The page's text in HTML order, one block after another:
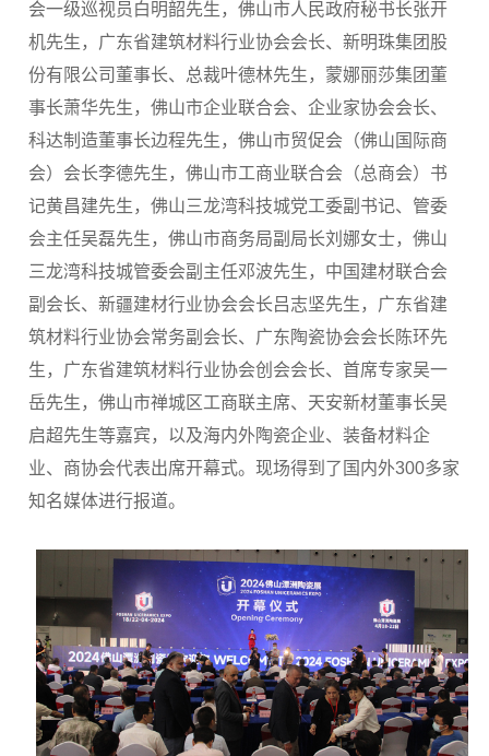
会一级巡视员白明韶先生，佛山市人民政府秘书长张开
机先生，广东省建筑材料行业协会会长、新明珠集团股
份有限公司董事长、总裁叶德林先生，蒙娜丽莎集团董
事长萧华先生，佛山市企业联合会、企业家协会会长、
科达制造董事长边程先生，佛山市贸促会（佛山国际商
会）会长李德先生，佛山市工商业联合会（总商会）书
记黄昌建先生，佛山三龙湾科技城党工委副书记、管委
会主任吴磊先生，佛山市商务局副局长刘娜女士，佛山
三龙湾科技城管委会副主任邓波先生，中国建材联合会
副会长、新疆建材行业协会会长吕志坚先生，广东省建
筑材料行业协会常务副会长、广东陶瓷协会会长陈环先
生，广东省建筑材料行业协会创会会长、首席专家吴一
岳先生，佛山市禅城区工商联主席、天安新材董事长吴
启超先生等嘉宾，以及海内外陶瓷企业、装备材料企
业、商协会代表出席开幕式。现场得到了国内外300多家
知名媒体进行报道。